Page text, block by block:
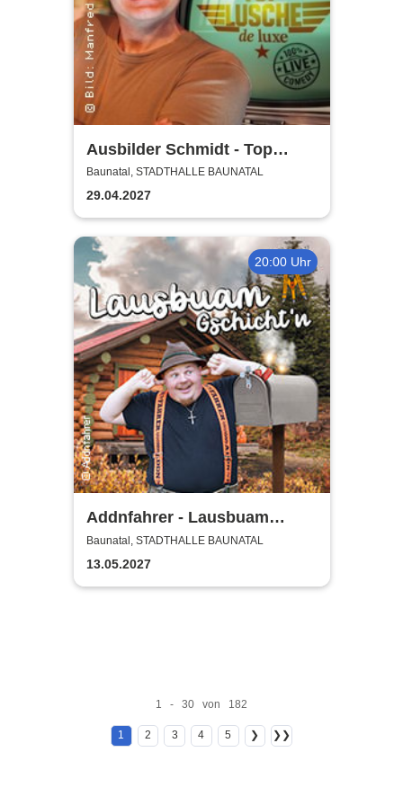
Ausbilder Schmidt - Top
Lusche de Luxe
Baunatal, STADTHALLE BAUNATAL
29.04.2027
20:00 Uhr
Addnfahrer - Lausbuam
Gschicht'n
Baunatal, STADTHALLE BAUNATAL
13.05.2027
1 - 30 von 182
1 2 3 4 5 ❯ ❯❯